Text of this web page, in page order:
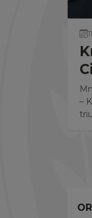
–